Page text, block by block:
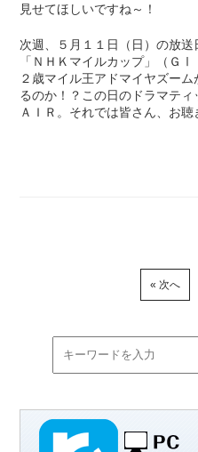
見せてほしいですね～！
次週、５月１１日（日）の放
「ＮＨＫマイルカップ」（ＧⅠ
２歳マイル王アドマイヤズー
るのか！？この日のドラマティ
ＡＩＲ。それでは皆さん、お聴
« 次へ